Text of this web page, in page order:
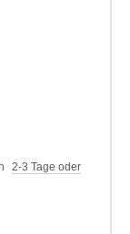
2-3 Tage oder